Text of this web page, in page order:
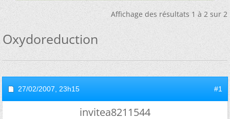
Affichage des résultats 1 à 2 sur 2
Oxydoreduction
27/02/2007, 23h15 #1
invitea8211544